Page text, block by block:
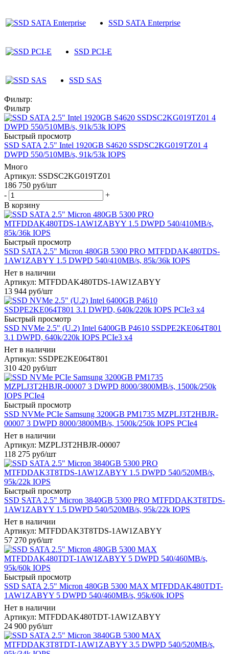
SSD SATA Enterprise
SSD PCI-E
SSD SAS
Фильтр:
Фильтр
Быстрый просмотр
SSD SATA 2.5" Intel 1920GB S4620 SSDSC2KG019TZ01 4
DWPD 550/510MB/s, 91k/53k IOPS
Много
Артикул: SSDSC2KG019TZ01
186 750 руб/шт
-
+
В корзину
Быстрый просмотр
SSD SATA 2.5" Micron 480GB 5300 PRO MTFDDAK480TDS-
1AW1ZABYY 1.5 DWPD 540/410MB/s, 85k/36k IOPS
Нет в наличии
Артикул: MTFDDAK480TDS-1AW1ZABYY
13 944 руб/шт
Быстрый просмотр
SSD NVMe 2.5" (U.2) Intel 6400GB P4610 SSDPE2KE064T801
3.1 DWPD, 640k/220k IOPS PCIe3 x4
Нет в наличии
Артикул: SSDPE2KE064T801
310 420 руб/шт
Быстрый просмотр
SSD NVMe PCIe Samsung 3200GB PM1735 MZPLJ3T2HBJR-
00007 3 DWPD 8000/3800MB/s, 1500k/250k IOPS PCIe4
Нет в наличии
Артикул: MZPLJ3T2HBJR-00007
118 275 руб/шт
Быстрый просмотр
SSD SATA 2.5" Micron 3840GB 5300 PRO MTFDDAK3T8TDS-
1AW1ZABYY 1.5 DWPD 540/520MB/s, 95k/22k IOPS
Нет в наличии
Артикул: MTFDDAK3T8TDS-1AW1ZABYY
57 270 руб/шт
Быстрый просмотр
SSD SATA 2.5" Micron 480GB 5300 MAX MTFDDAK480TDT-
1AW1ZABYY 5 DWPD 540/460MB/s, 95k/60k IOPS
Нет в наличии
Артикул: MTFDDAK480TDT-1AW1ZABYY
24 900 руб/шт